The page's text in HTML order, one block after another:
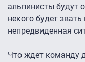
альпинисты будут
некого будет
непредвиденная
Что ждет команду